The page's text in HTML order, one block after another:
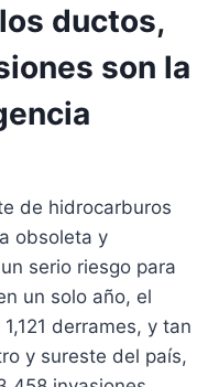
ductos,
son la
de hidrocarburos
obsoleta y
serio riesgo para
un solo año, el
derrames, y tan
y sureste del país,